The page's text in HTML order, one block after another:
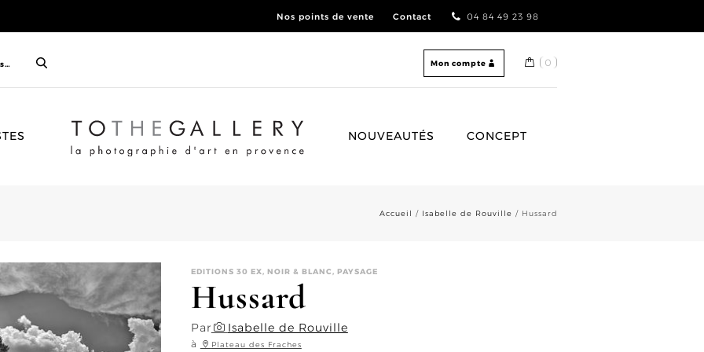
Nos points de vente Contact 04 84 49 23 98
Mon compte 0
ACCUEIL
NOUVEAUTÉS CONCEPT
Accueil / Isabelle de Rouville / Hussard
EDITIONS 30 EX, NOIR & BLANC, PAYSAGE
Hussard
Par Isabelle de Rouville
à Plateau des Fraches